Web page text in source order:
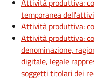
Attività produttiva:
temporanea
Attività produttiva:
Attività produttiva:
denominazione,
digitale, legale
soggetti titolari dei